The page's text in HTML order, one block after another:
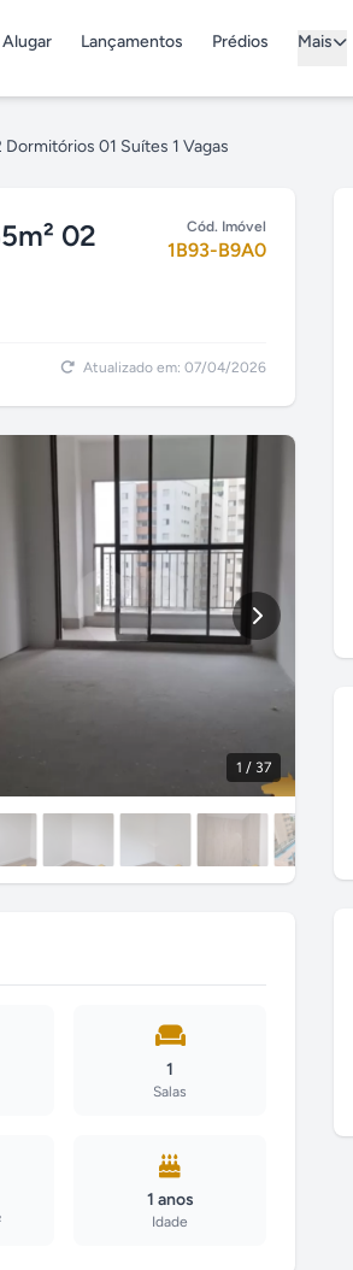
Alugar Lançamentos Prédios Mais
01 Suítes 1 Vagas
02
Cód. Imóvel
1B93-B9A0
Atualizado em: 07/04/2026
1 / 37
1
Salas
1 anos
Idade